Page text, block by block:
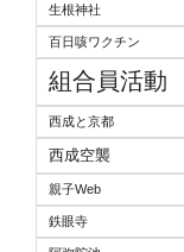
生根神社
百日咳ワクチン
組合員活動
西成と京都
西成空襲
親子Web
鉄眼寺